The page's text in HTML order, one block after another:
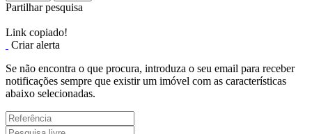
Partilhar pesquisa
Link copiado!
Criar alerta
Se não encontra o que procura, introduza o seu email para receber
notificações sempre que existir um imóvel com as características
abaixo selecionadas.